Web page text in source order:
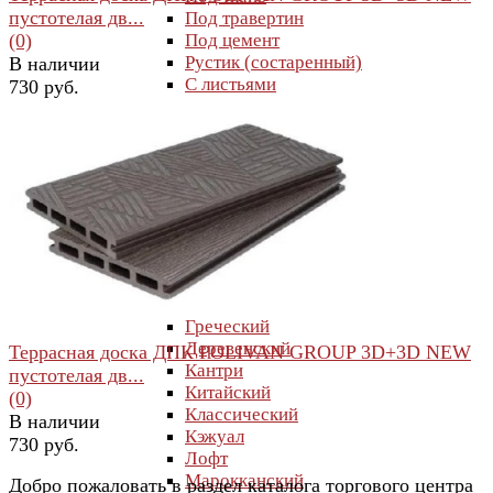
Под травертин
Под цемент
Рустик (состаренный)
С листьями
С рисунком
С цветами
Терраццо
Стиль
Античный
Ар-деко
Арабский
Барокко
Греческий
Деревенский
Кантри
Китайский
Классический
Кэжуал
Лофт
Марокканский
избранное сравнить
пустотелая дв...
(0)
В наличии
730 руб.
Террасная доска ДПК POLIVAN GROUP 3D+3D NEW
пустотелая дв...
(0)
В наличии
730 руб.
Добро пожаловать в раздел каталога торгового центра